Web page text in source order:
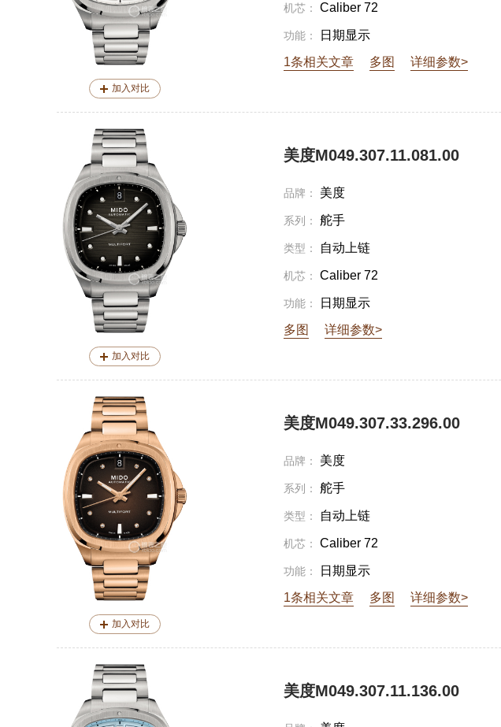
加入对比
机芯： Caliber 72
功能： 日期显示
1条相关文章
多图 详细参数>
加入对比
美度M049.307.11.081.00
品牌： 美度
系列： 舵手
类型： 自动上链
机芯： Caliber 72
功能： 日期显示
多图
详细参数>
加入对比
美度M049.307.33.296.00
品牌： 美度
系列： 舵手
类型： 自动上链
机芯： Caliber 72
功能： 日期显示
1条相关文章
多图 详细参数>
美度M049.307.11.136.00